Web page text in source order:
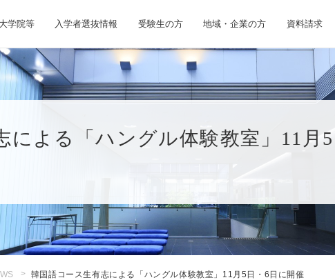
学院等 入学者選抜情報 受験生の方 地域・企業の方 資料請求
による「ハングル体験教室」11
韓国語コース生有志による「ハングル体験教室」11月5日・6日に開催